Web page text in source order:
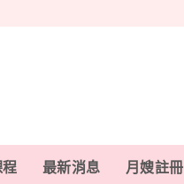
最新消息 月嫂註冊